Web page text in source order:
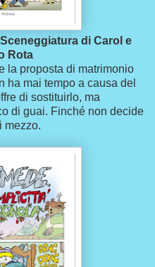
di Carol e
Rota
la proposta di matrimonio
ha mai tempo a causa del
di sostituirlo, ma
di guai. Finché non decide
mezzo.